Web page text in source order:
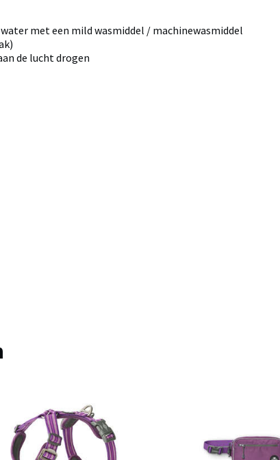
met een mild wasmiddel / machinewasmiddel
de lucht drogen